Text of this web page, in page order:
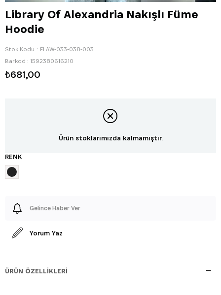
Library Of Alexandria Nakışlı Füme
Hoodie
Stok Kodu
FLAW-033-038-003
Barkod : 1592380616210
₺681,00
Ürün stoklarımızda kalmamıştır.
RENK
Gelince Haber Ver
Yorum Yaz
ÜRÜN ÖZELLIKLERI